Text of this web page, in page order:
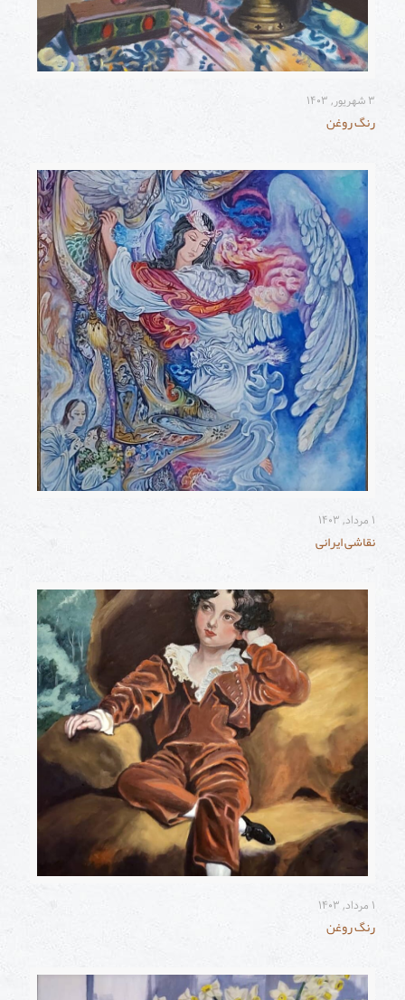
۳ شهریور, ۱۴۰۳
رنگ روغن
۱ مرداد, ۱۴۰۳
نقاشی ایرانی
۱ مرداد, ۱۴۰۳
رنگ روغن